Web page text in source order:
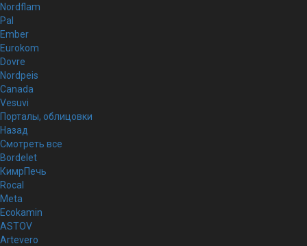
Nordflam
Pal
Ember
Eurokom
Dovre
Nordpeis
Canada
Vesuvi
Порталы, облицовки
Назад
Смотреть все
Bordelet
КимрПечь
Rocal
Meta
Ecokamin
ASTOV
Artevero